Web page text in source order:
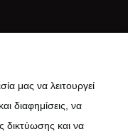
μας να λειτουργεί
διαφημίσεις, να
δικτύωσης και να